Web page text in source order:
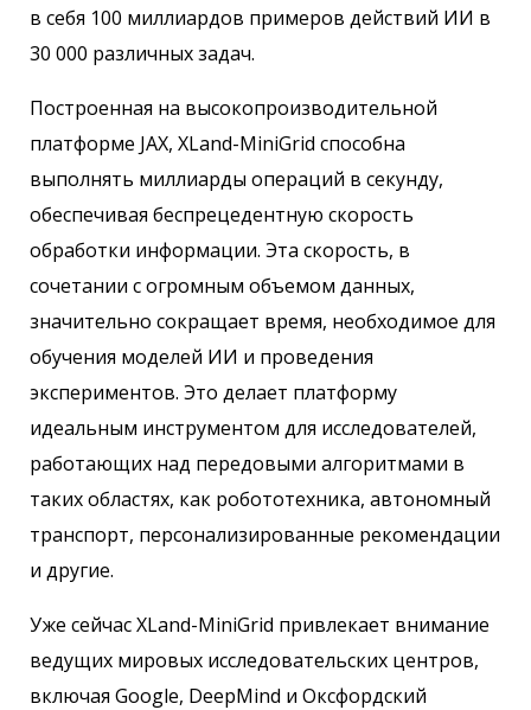
в себя 100 миллиардов примеров действий ИИ в
30 000 различных задач.
Построенная на высокопроизводительной
платформе JAX, XLand-MiniGrid способна
выполнять миллиарды операций в секунду,
обеспечивая беспрецедентную скорость
обработки информации. Эта скорость, в
сочетании с огромным объемом данных,
значительно сокращает время, необходимое для
обучения моделей ИИ и проведения
экспериментов. Это делает платформу
идеальным инструментом для исследователей,
работающих над передовыми алгоритмами в
таких областях, как робототехника, автономный
транспорт, персонализированные рекомендации
и другие.
Уже сейчас XLand-MiniGrid привлекает внимание
ведущих мировых исследовательских центров,
включая Google, DeepMind и Оксфордский